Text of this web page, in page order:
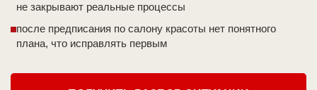
не закрывают реальные процессы
после предписания по салону красоты нет понятного
плана, что исправлять первым